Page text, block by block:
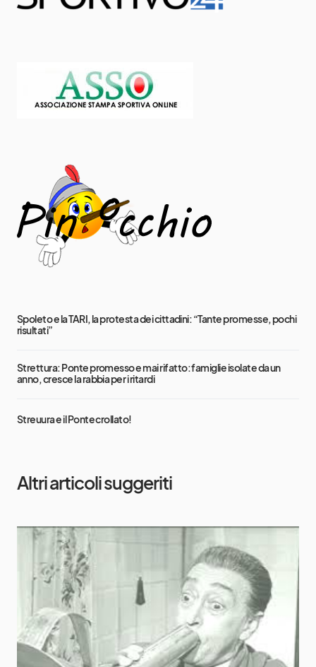
Spoleto e la TARI, la protesta dei cittadini: “Tante promesse, pochi
risultati”
Strettura: Ponte promesso e mai rifatto: famiglie isolate da un
anno, cresce la rabbia per i ritardi
Streuura e il Ponte crollato!
Altri articoli suggeriti